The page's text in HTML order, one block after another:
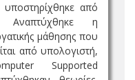
από
Αναπτύχθηκε η
μάθησης που
από υπολογιστή,
Supported